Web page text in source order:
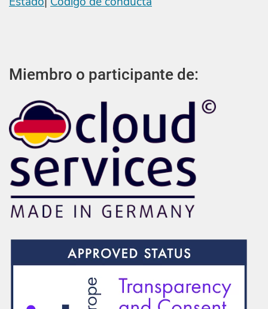
Miembro o participante de: